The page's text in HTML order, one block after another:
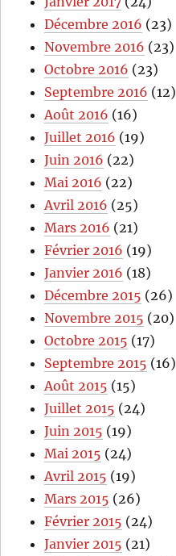
Décembre 2016 (23)
Novembre 2016 (23)
Octobre 2016 (23)
Septembre 2016 (12)
Août 2016 (16)
Juillet 2016 (19)
Juin 2016 (22)
Mai 2016 (22)
Avril 2016 (25)
Mars 2016 (21)
Février 2016 (19)
Janvier 2016 (18)
Décembre 2015 (26)
Novembre 2015 (20)
Octobre 2015 (17)
Septembre 2015 (16)
Août 2015 (15)
Juillet 2015 (24)
Juin 2015 (19)
Mai 2015 (24)
Avril 2015 (19)
Mars 2015 (26)
Février 2015 (24)
Janvier 2015 (21)